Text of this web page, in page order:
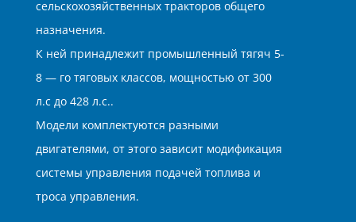
сельскохозяйственных тракторов общего
назначения.
К ней принадлежит промышленный тягяч 5-
8 — го тяговых классов, мощностью от 300
л.с до 428 л.с..
Модели комплектуются разными
двигателями, от этого зависит модификация
системы управления подачей топлива и
троса управления.